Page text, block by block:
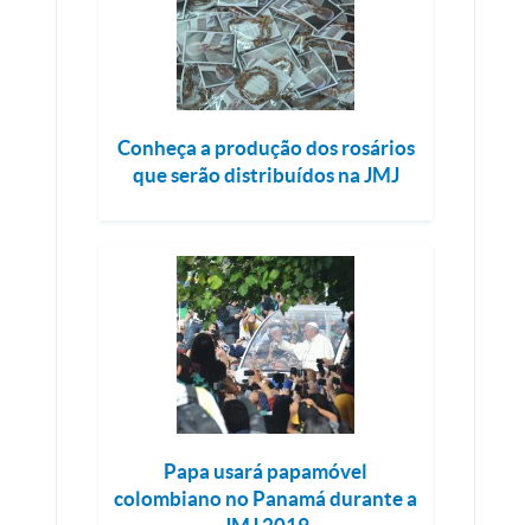
Conheça a produção dos rosários
que serão distribuídos na JMJ
Papa usará papamóvel
colombiano no Panamá durante a